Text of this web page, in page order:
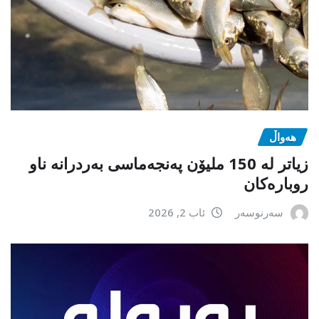
هەواڵ
زیاتر لە 150 ملیۆن پەنجەماسی بەردرانە ناو
روبارەکان
سەرنوسەر ئاب 2, 2026